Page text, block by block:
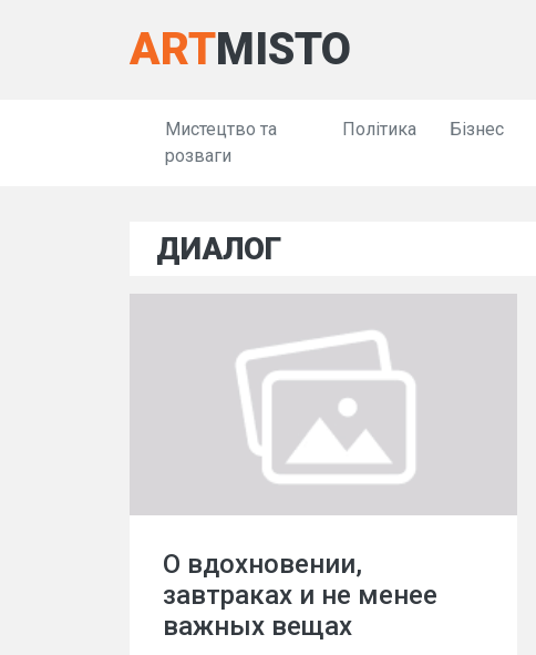
ARTMISTO
Мистецтво та
розваги
Політика Бізнес
ДИАЛОГ
О вдохновении,
завтраках и не менее
важных вещах